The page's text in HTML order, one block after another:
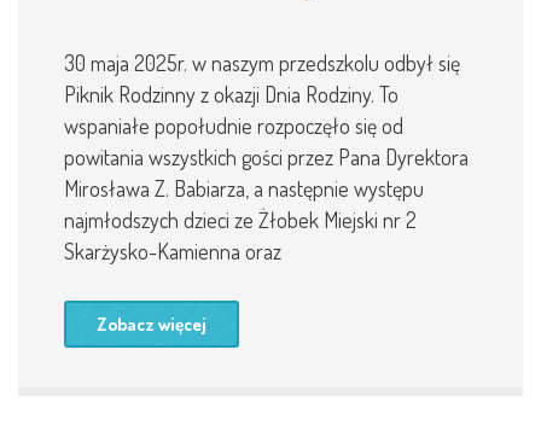
30 maja 2025r. w naszym przedszkolu odbył się
Piknik Rodzinny z okazji Dnia Rodziny. To
wspaniałe popołudnie rozpoczęło się od
powitania wszystkich gości przez Pana Dyrektora
Mirosława Z. Babiarza, a następnie występu
najmłodszych dzieci ze Żłobek Miejski nr 2
Skarżysko-Kamienna oraz
Zobacz więcej